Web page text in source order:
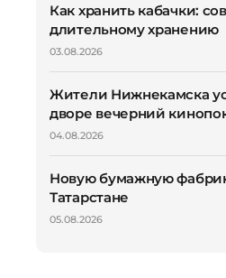
Как хранить кабачки:
длительному хранению
03.08.2026
Жители Нижнекамска
дворе вечерний
04.08.2026
Новую бумажную
Татарстане
05.08.2026